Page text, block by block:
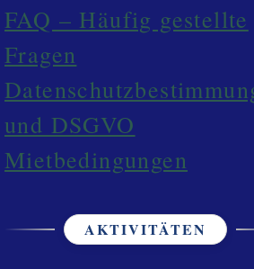
FAQ – Häufig gestellte
Fragen
und DSGVO
Mietbedingungen
AKTIVITÄTEN